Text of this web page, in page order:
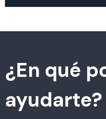
¿En qué
ayudarte?